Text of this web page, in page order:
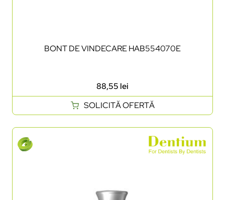
BONT DE VINDECARE HAB554070E
88,55 lei
SOLICITĂ OFERTĂ